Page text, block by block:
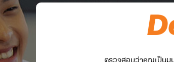
ตรวจสอบว่าคุณเป็นม